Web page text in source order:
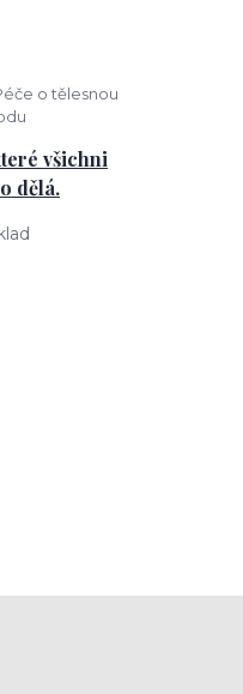
o tělesnou
všichni
dělá.